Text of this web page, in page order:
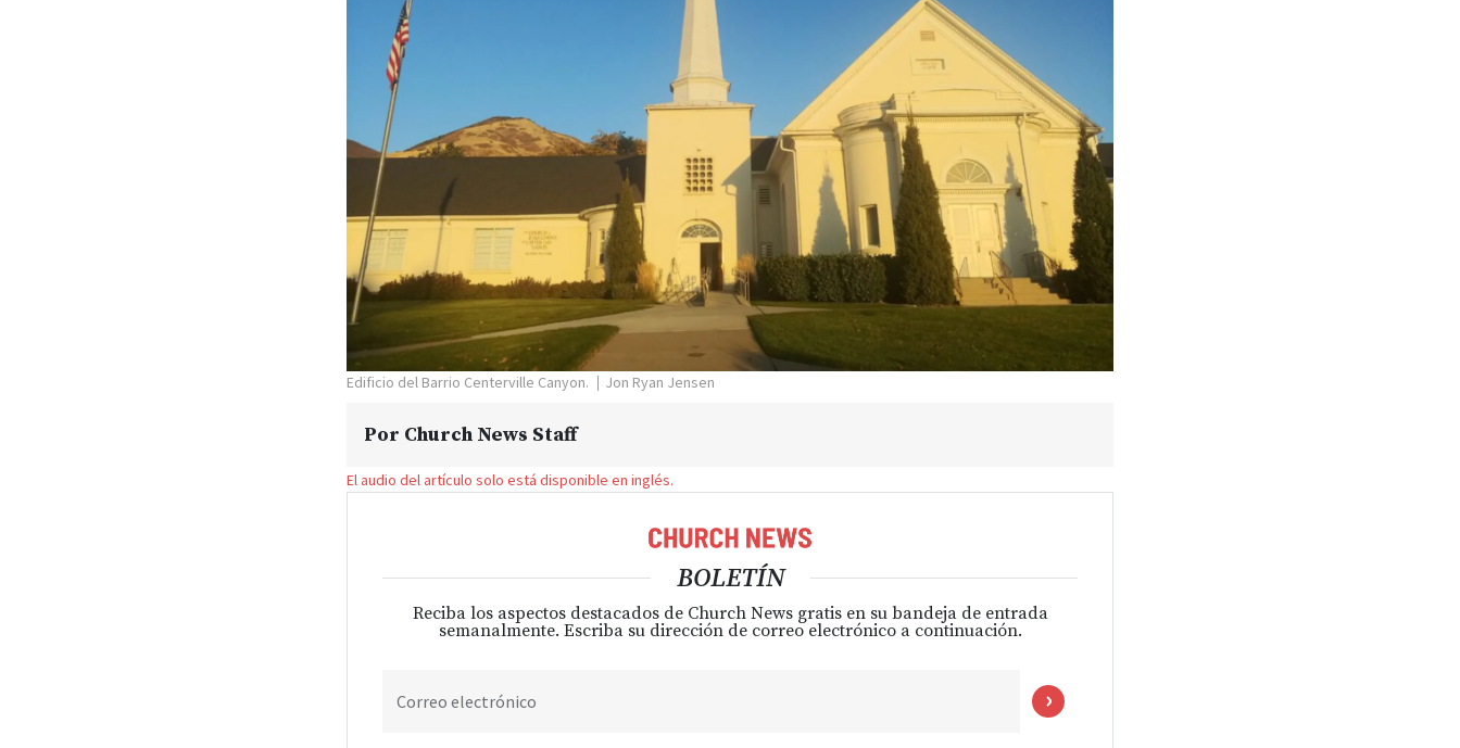
Edificio del Barrio Centerville Canyon. Jon Ryan Jensen
Por Church News Staff
El audio del artículo solo está disponible en inglés.
BOLETÍN
Reciba los aspectos destacados de Church News gratis en su bandeja de entrada
semanalmente. Escriba su dirección de correo electrónico a continuación.
Correo electrónico